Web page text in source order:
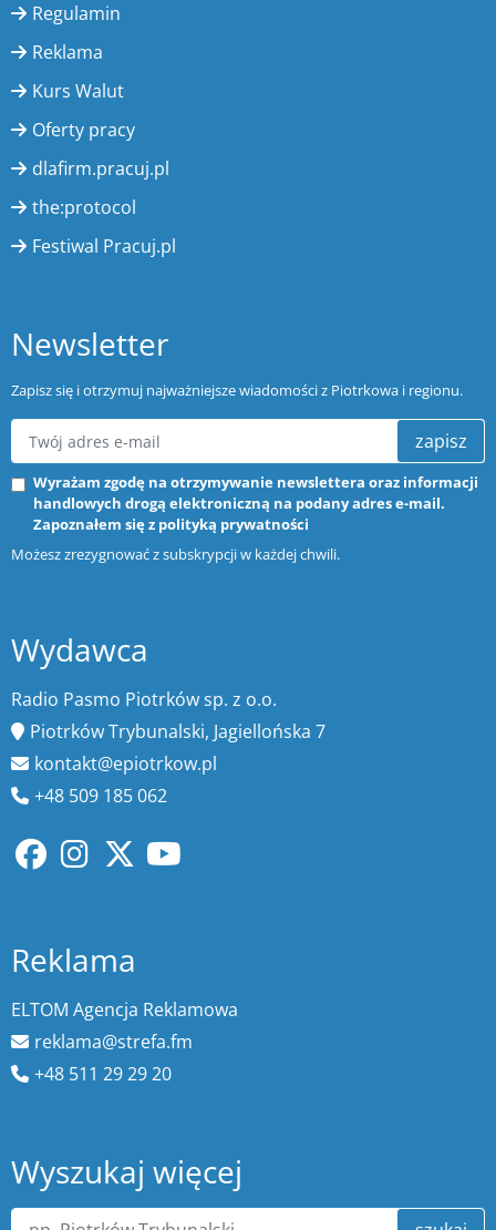
Regulamin
Reklama
Kurs Walut
Oferty pracy
dlafirm.pracuj.pl
the:protocol
Festiwal Pracuj.pl
Newsletter
Zapisz się i otrzymuj najważniejsze wiadomości z Piotrkowa i regionu.
zapisz
Wyrażam zgodę na otrzymywanie newslettera oraz informacji
handlowych drogą elektroniczną na podany adres e-mail.
Zapoznałem się z polityką prywatności
Możesz zrezygnować z subskrypcji w każdej chwili.
Wydawca
Radio Pasmo Piotrków sp. z o.o.
Piotrków Trybunalski, Jagiellońska 7
kontakt@epiotrkow.pl
+48 509 185 062
Reklama
ELTOM Agencja Reklamowa
reklama@strefa.fm
+48 511 29 29 20
Wyszukaj więcej